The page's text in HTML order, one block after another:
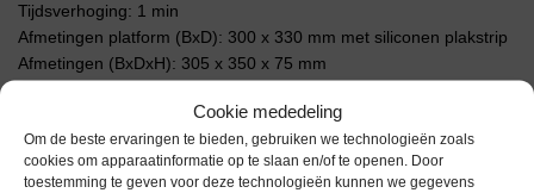
Cookie mededeling
Om de beste ervaringen te bieden, gebruiken we technologieën zoals
cookies om apparaatinformatie op te slaan en/of te openen. Door
toestemming te geven voor deze technologieën kunnen we gegevens
Tijdsverhoging: 1 min
Afmetingen platform (BxD): 300 x 330 mm met siliconen plakstrip
Afmetingen (BxDxH): 305 x 350 x 75 mm
Extra informatie